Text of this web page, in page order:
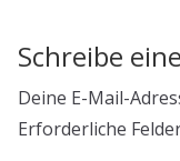
Schreibe
Deine E-Mail-
Erforderliche